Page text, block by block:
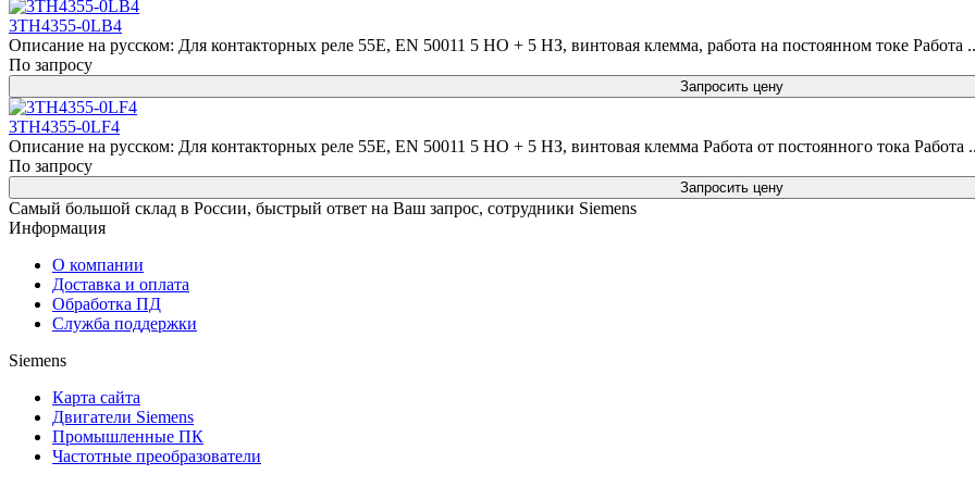
3TH4355-0LB4
Описание на русском: Для контакторных реле 55E, EN 50011 5 НО + 5 НЗ, винтовая клемма, работа на постоянном токе Работа ..
По запросу
Запросить цену
3TH4355-0LF4
Описание на русском: Для контакторных реле 55E, EN 50011 5 НО + 5 НЗ, винтовая клемма Работа от постоянного тока Работа
По запросу
Запросить цену
Самый большой склад в России, быстрый ответ на Ваш запрос, сотрудники Siemens
Информация
О компании
Доставка и оплата
Обработка ПД
Служба поддержки
Siemens
Карта сайта
Двигатели Siemens
Промышленные ПК
Частотные преобразователи